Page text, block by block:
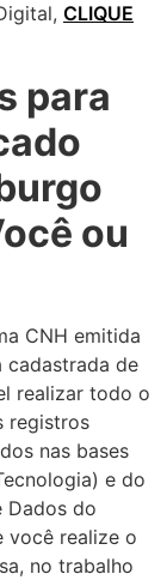
CLIQUE
para
ou
CNH emitida
cadastrada de
realizar todo o
registros
nas bases
e do
Dados do
você realize o
no trabalho